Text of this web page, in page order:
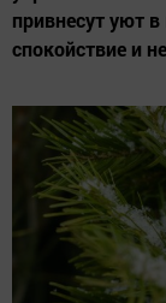
привнесут уют
спокойствие и